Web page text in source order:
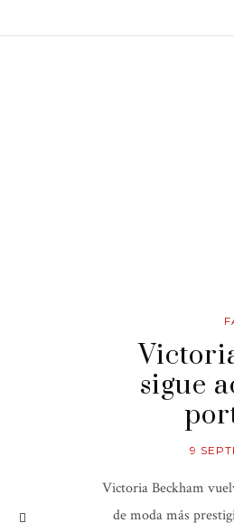
sigue
9
Victoria Beckham
de moda más